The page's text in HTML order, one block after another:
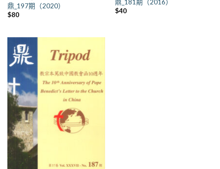
鼎_197期（2020）
$80
鼎_181期（2016）
$40